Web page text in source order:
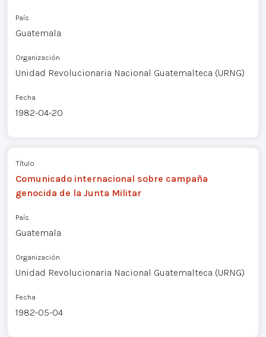
País
Guatemala
Organización
Unidad Revolucionaria Nacional Guatemalteca (URNG)
Fecha
1982-04-20
Título
Comunicado internacional sobre campaña
genocida de la Junta Militar
País
Guatemala
Organización
Unidad Revolucionaria Nacional Guatemalteca (URNG)
Fecha
1982-05-04